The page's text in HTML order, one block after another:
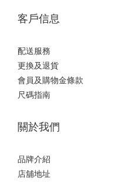
客戶信息
配送服務
更換及退貨
會員及購物金條款
尺碼指南
關於我們
品牌介紹
店舖地址